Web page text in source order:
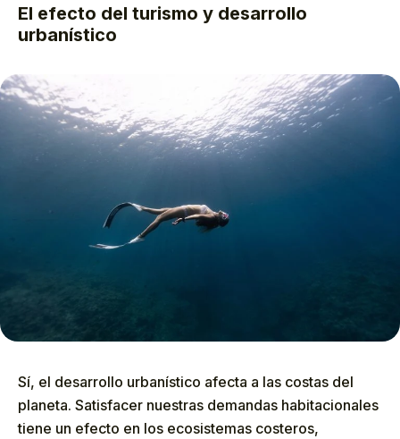
El efecto del turismo y desarrollo
urbanístico
Sí, el desarrollo urbanístico afecta a las costas del
planeta. Satisfacer nuestras demandas habitacionales
tiene un efecto en los ecosistemas costeros,